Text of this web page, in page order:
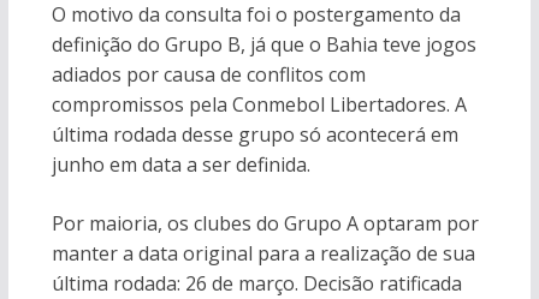
O motivo da consulta foi o postergamento da
definição do Grupo B, já que o Bahia teve jogos
adiados por causa de conflitos com
compromissos pela Conmebol Libertadores. A
última rodada desse grupo só acontecerá em
junho em data a ser definida.
Por maioria, os clubes do Grupo A optaram por
manter a data original para a realização de sua
última rodada: 26 de março. Decisão ratificada